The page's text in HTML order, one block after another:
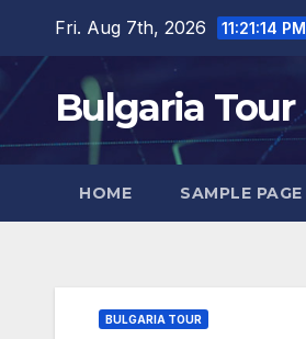
content
Fri. Aug 7th, 2026 11:21:15 PM
Bulgaria Tour
HOME SAMPLE PAGE
BULGARIA TOUR